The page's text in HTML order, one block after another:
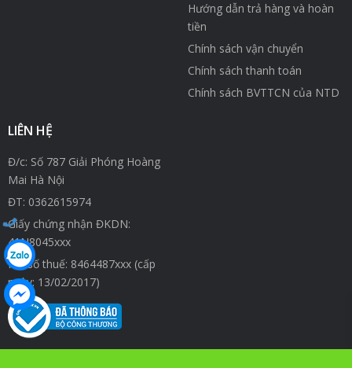
Hướng dẫn trả hàng và hoàn
tiền
Chính sách vận chuyển
Chính sách thanh toán
Chính sách BVTTCN của NTD
LIÊN HỆ
Đ/c: Số 787 Giải Phóng Hoàng
Mai Hà Nội
ĐT: 0362615974
Giấy chứng nhận ĐKDN:
41N8045xxx
Mã số thuế: 8464487xxx (cấp
ngày: 13/02/2017)